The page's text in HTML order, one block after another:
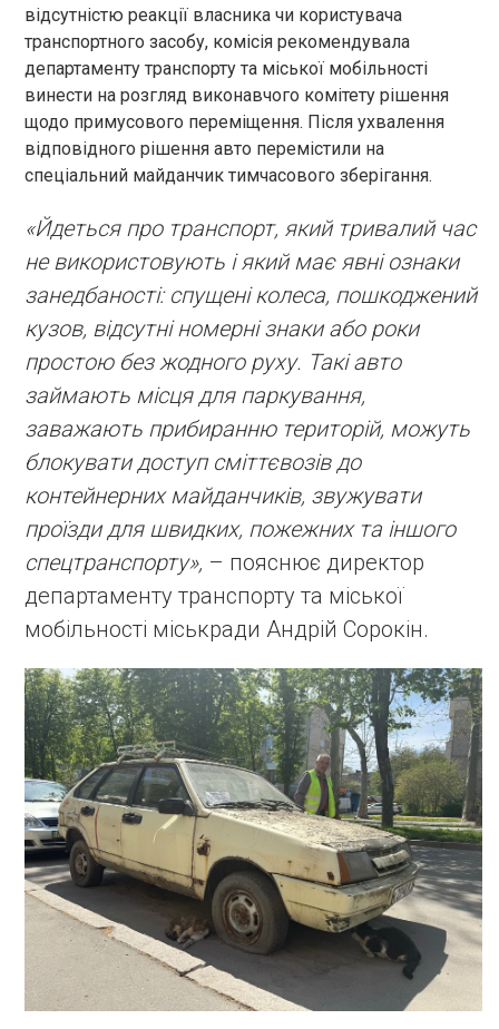
відсутністю реакції власника чи користувача
транспортного засобу, комісія рекомендувала
департаменту транспорту та міської мобільності
винести на розгляд виконавчого комітету рішення
щодо примусового переміщення. Після ухвалення
відповідного рішення авто перемістили на
спеціальний майданчик тимчасового зберігання.
«Йдеться про транспорт, який тривалий час
не використовують і який має явні ознаки
занедбаності: спущені колеса, пошкоджений
кузов, відсутні номерні знаки або роки
простою без жодного руху. Такі авто
займають місця для паркування,
заважають прибиранню територій, можуть
блокувати доступ сміттєвозів до
контейнерних майданчиків, звужувати
проїзди для швидких, пожежних та іншого
спецтранспорту», – пояснює директор
департаменту транспорту та міської
мобільності міськради Андрій Сорокін.